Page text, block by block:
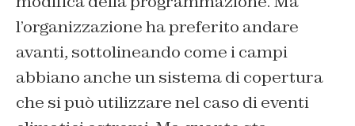
l’organizzazione ha preferito andare
avanti, sottolineando come i campi
abbiano anche un sistema di copertura
che si può utilizzare nel caso di eventi